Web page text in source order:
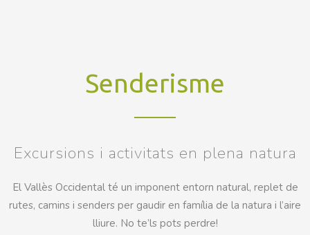
Senderisme
Excursions i activitats en plena natura
El Vallès Occidental té un imponent entorn natural, replet de
rutes, camins i senders per gaudir en família de la natura i l’aire
lliure. No te’ls pots perdre!